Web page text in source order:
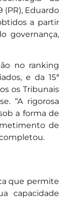
(PR), Eduardo
a partir
governança,
no ranking
e da 15ª
os Tribunais
“A rigorosa
a forma de
de
que permite
capacidade